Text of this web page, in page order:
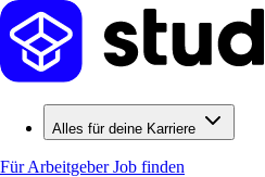
Alles für deine Karriere
Für ArbeitgeberJob finden